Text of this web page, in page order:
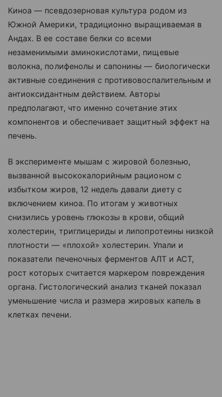
Киноа — псевдозерновая культура родом из
Южной Америки, традиционно выращиваемая в
Андах. В ее составе белки со всеми
незаменимыми аминокислотами, пищевые
волокна, полифенолы и сапонины — биологически
активные соединения с противовоспалительным и
антиоксидантным действием. Авторы
предполагают, что именно сочетание этих
компонентов и обеспечивает защитный эффект на
печень.
В эксперименте мышам с жировой болезнью,
вызванной высококалорийным рационом с
избытком жиров, 12 недель давали диету с
включением киноа. По итогам у животных
снизились уровень глюкозы в крови, общий
холестерин, триглицериды и липопротеины низкой
плотности — «плохой» холестерин. Упали и
показатели печеночных ферментов АЛТ и АСТ,
рост которых считается маркером повреждения
органа. Гистологический анализ тканей показал
уменьшение числа и размера жировых капель в
клетках печени.